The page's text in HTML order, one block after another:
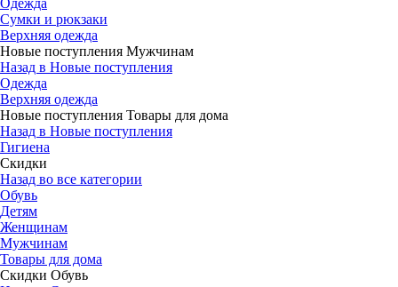
Одежда
Сумки и рюкзаки
Верхняя одежда
Новые поступления Мужчинам
Назад в Новые поступления
Одежда
Верхняя одежда
Новые поступления Товары для дома
Назад в Новые поступления
Гигиена
Скидки
Назад во все категории
Обувь
Детям
Женщинам
Мужчинам
Товары для дома
Скидки Обувь